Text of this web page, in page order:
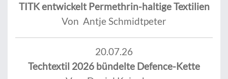
TITK entwickelt Permethrin-haltige Textilien
Von Antje Schmidtpeter
20.07.26
Techtextil 2026 bündelte Defence-Kette